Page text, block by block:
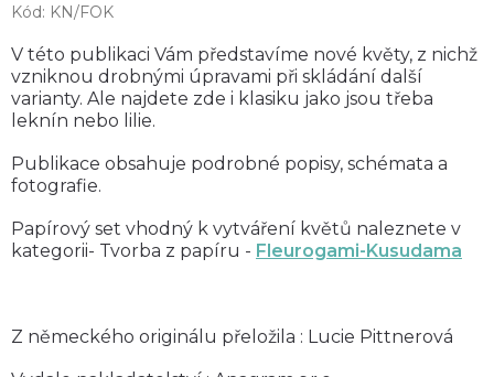
Kód: KN/FOK
V této publikaci Vám představíme nové květy, z nichž
vzniknou drobnými úpravami při skládání další
varianty. Ale najdete zde i klasiku jako jsou třeba
leknín nebo lilie.
Publikace obsahuje podrobné popisy, schémata a
fotografie.
Papírový set vhodný k vytváření květů naleznete v
kategorii- Tvorba z papíru - Fleurogami-Kusudama
Z německého originálu přeložila : Lucie Pittnerová